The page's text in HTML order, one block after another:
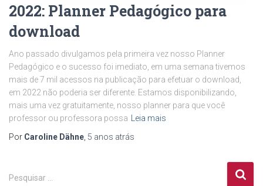
2022: Planner Pedagógico para
download
Ano passado divulgamos pela primeira vez nosso Planner
Pedagógico e o sucesso foi imediato, em uma semana tivemos
mais de 7 mil acessos na publicação para efetuar o download,
em 2022 não poderia ser diferente. Estamos disponibilizando,
mais uma vez gratuitamente, nosso planner para que você
professor ou professora possa
Leia mais
Por Caroline Dähne 5 anos atrás
P
Pesquisar …